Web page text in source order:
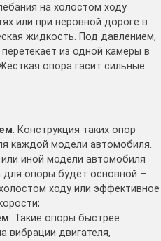
на холостом ходу
или при неровной дороге в
жидкость. Под давлением,
из одной камеры в
опора гасит сильные
. Конструкция таких опор
каждой модели автомобиля.
иной модели автомобиля
для опоры будет основной –
ходу или эффективное
. Такие опоры быстрее
вибрации двигателя,